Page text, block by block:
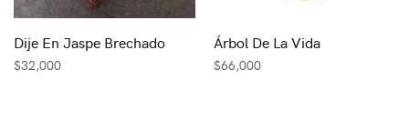
Dije En Jaspe Brechado
$32,000
Árbol De La Vida
$66,000